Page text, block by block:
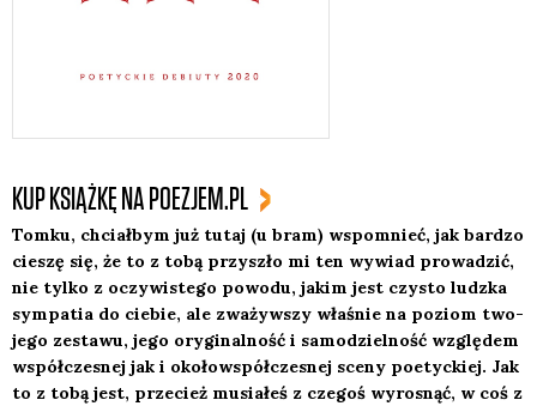
KUP KSIĄŻKĘ NA POEZJEM.PL
Tom­ku, chciał­bym już tutaj (u bram) wspo­mnieć, jak bar­dzo
cie­szę się, że to z tobą przy­szło mi ten wywiad pro­wa­dzić,
nie tyl­ko z oczy­wi­ste­go powo­du, jakim jest czy­sto ludz­ka
sym­pa­tia do cie­bie, ale zwa­żyw­szy wła­śnie na poziom two­
je­go zesta­wu, jego ory­gi­nal­ność i samo­dziel­ność wzglę­dem
współ­cze­snej jak i oko­łow­spół­cze­snej sce­ny poetyc­kiej. Jak
to z tobą jest, prze­cież musia­łeś z cze­goś wyro­snąć, w coś z